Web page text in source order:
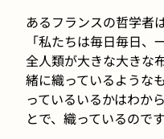
あるフランスの哲学者
「私たちは毎日毎日
全人類が大きな大きな
緒に織っているような
っているいるかはわか
とで、織っているのです